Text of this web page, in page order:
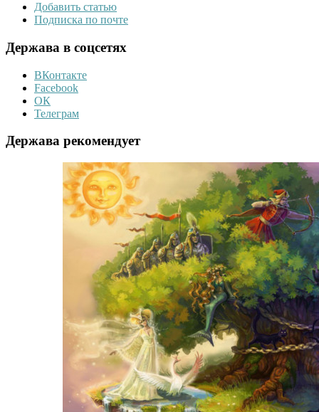
Добавить статью
Подписка по почте
Держава в соцсетях
ВКонтакте
Facebook
ОК
Телеграм
Держава рекомендует